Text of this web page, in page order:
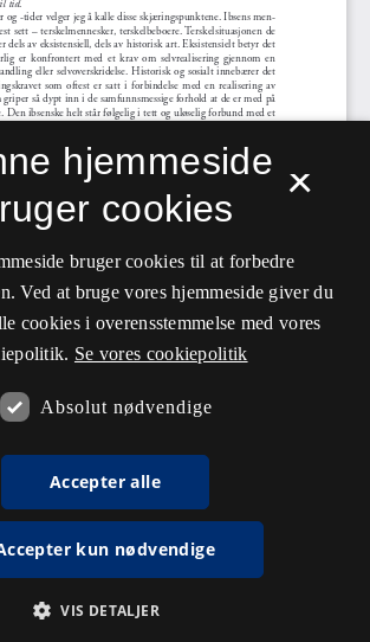
×
hjemmeside
cookies
bruger cookies til at forbedre
Ved at bruge vores hjemmeside giver du
cookies i overensstemmelse med vores
Se vores cookiepolitik
Absolut nødvendige
Accepter alle
kun nødvendige
VIS DETALJER